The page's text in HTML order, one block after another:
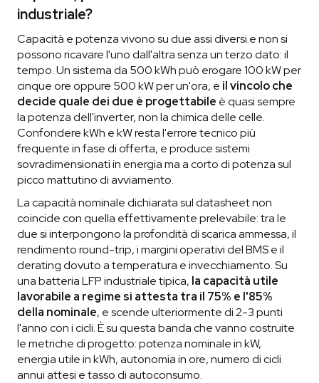
industriale?
Capacità e potenza vivono su due assi diversi e non si
possono ricavare l'uno dall'altra senza un terzo dato: il
tempo. Un sistema da 500 kWh può erogare 100 kW per
cinque ore oppure 500 kW per un'ora, e il vincolo che
decide quale dei due è progettabile è quasi sempre
la potenza dell'inverter, non la chimica delle celle.
Confondere kWh e kW resta l'errore tecnico più
frequente in fase di offerta, e produce sistemi
sovradimensionati in energia ma a corto di potenza sul
picco mattutino di avviamento.
La capacità nominale dichiarata sul datasheet non
coincide con quella effettivamente prelevabile: tra le
due si interpongono la profondità di scarica ammessa, il
rendimento round-trip, i margini operativi del BMS e il
derating dovuto a temperatura e invecchiamento. Su
una batteria LFP industriale tipica, la capacità utile
lavorabile a regime si attesta tra il 75% e l'85%
della nominale, e scende ulteriormente di 2-3 punti
l'anno con i cicli. È su questa banda che vanno costruite
le metriche di progetto: potenza nominale in kW,
energia utile in kWh, autonomia in ore, numero di cicli
annui attesi e tasso di autoconsumo.